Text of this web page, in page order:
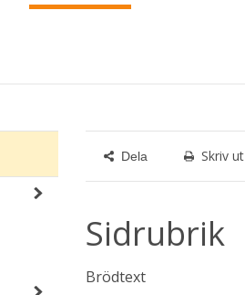
Dela Skriv ut
Sidrubrik
Brödtext